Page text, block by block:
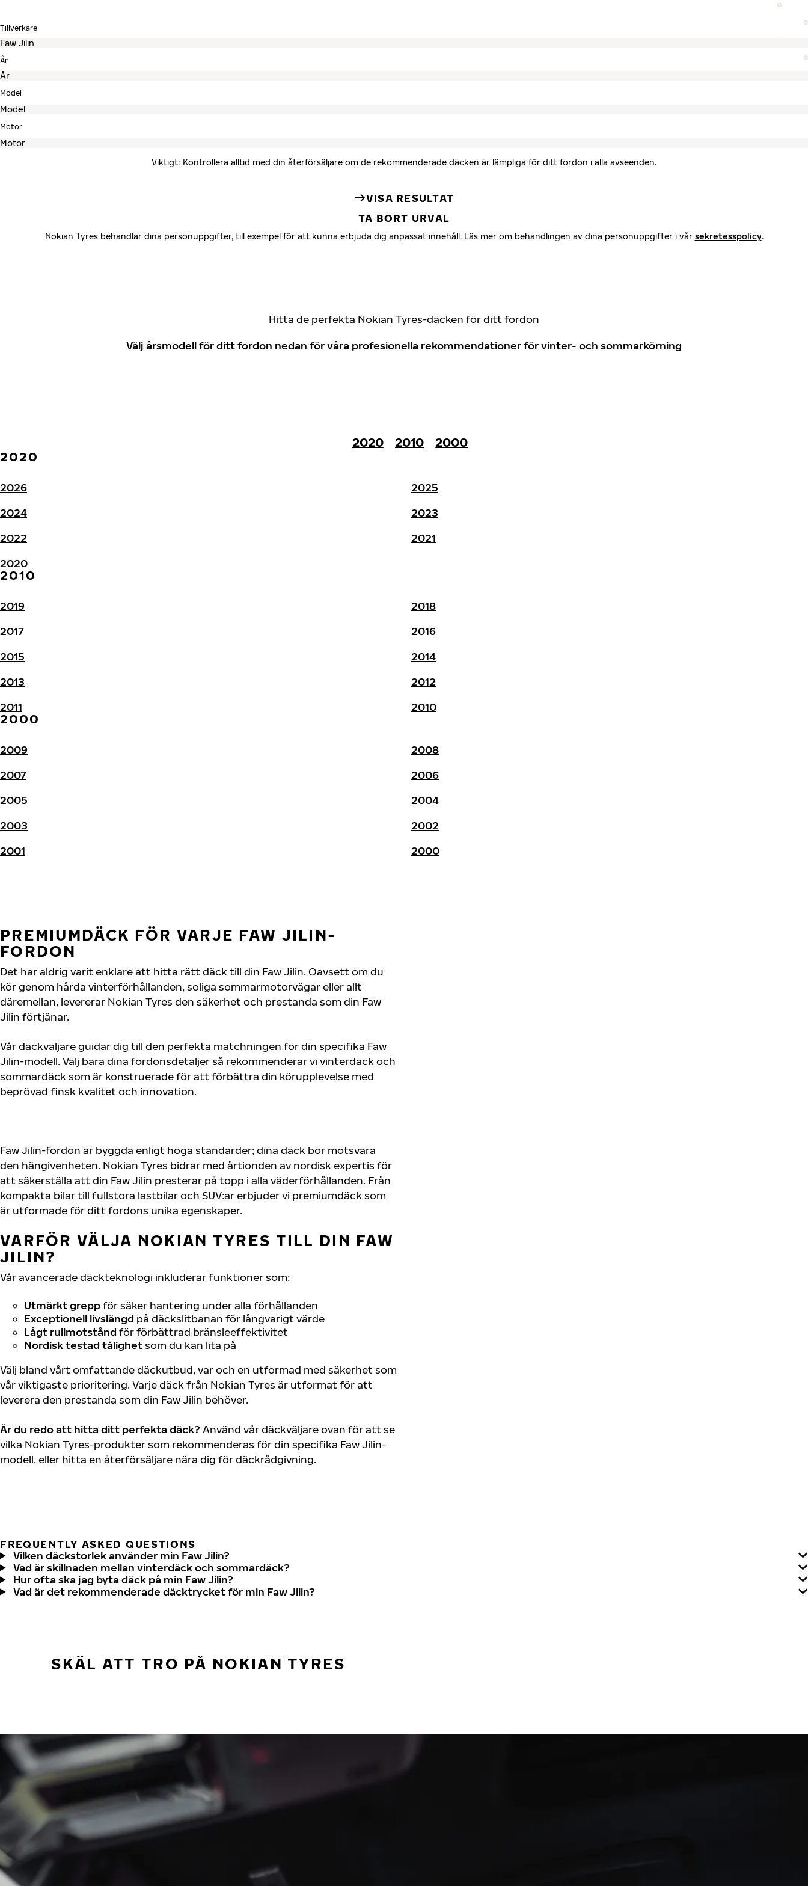
Tillverkare
År
Model
Motor
Viktigt: Kontrollera alltid med din återförsäljare om de rekommenderade däcken är lämpliga för ditt fordon i alla avseenden.
VISA RESULTAT
TA BORT URVAL
Nokian Tyres behandlar dina personuppgifter, till exempel för att kunna erbjuda dig anpassat innehåll. Läs mer om behandlingen av dina personuppgifter i vår sekretesspolicy.
Hitta de perfekta Nokian Tyres-däcken för ditt fordon
Välj årsmodell för ditt fordon nedan för våra profesionella rekommendationer för vinter- och sommarkörning
2020 2010
2000
2020
2026
2025
2024
2023
2022
2021
2020
2010
2019
2018
2017
2016
2015
2014
2013
2012
2011
2010
2000
2009
2008
2007
2006
2005
2004
2003
2002
2001
2000
PREMIUMDÄCK FÖR VARJE FAW JILIN-
FORDON
Det har aldrig varit enklare att hitta rätt däck till din Faw Jilin. Oavsett om du
kör genom hårda vinterförhållanden, soliga sommarmotorvägar eller allt
däremellan, levererar Nokian Tyres den säkerhet och prestanda som din Faw
Jilin förtjänar.
Vår däckväljare guidar dig till den perfekta matchningen för din specifika Faw
Jilin-modell. Välj bara dina fordonsdetaljer så rekommenderar vi vinterdäck och
sommardäck som är konstruerade för att förbättra din körupplevelse med
beprövad finsk kvalitet och innovation.
Faw Jilin-fordon är byggda enligt höga standarder; dina däck bör motsvara
den hängivenheten. Nokian Tyres bidrar med årtionden av nordisk expertis för
att säkerställa att din Faw Jilin presterar på topp i alla väderförhållanden. Från
kompakta bilar till fullstora lastbilar och SUV:ar erbjuder vi premiumdäck som
är utformade för ditt fordons unika egenskaper.
VARFÖR VÄLJA NOKIAN TYRES TILL DIN FAW
JILIN?
Vår avancerade däckteknologi inkluderar funktioner som:
Utmärkt greppför säker hantering under alla förhållanden
Exceptionell livslängd på däckslitbanan för långvarigt värde
Lågt rullmotstånd för förbättrad bränsleeffektivitet
Nordisk testad tålighetsom du kan lita på
Välj bland vårt omfattande däckutbud, var och en utformad med säkerhet som
vår viktigaste prioritering. Varje däck från Nokian Tyres är utformat för att
leverera den prestanda som din Faw Jilin behöver.
Är du redo att hitta ditt perfekta däck? Använd vår däckväljare ovan för att se
vilka Nokian Tyres-produkter som rekommenderas för din specifika Faw Jilin-
modell, eller hitta en återförsäljare nära dig för däckrådgivning.
FREQUENTLY ASKED QUESTIONS
Vilken däckstorlek använder min Faw Jilin?
Vad är skillnaden mellan vinterdäck och sommardäck?
Hur ofta ska jag byta däck på min Faw Jilin?
Vad är det rekommenderade däcktrycket för min Faw Jilin?
SKÄL ATT TRO PÅ NOKIAN TYRES